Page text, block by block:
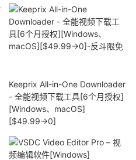
Keeprix All-in-One Downloader
- 全能视频下载工具[6个月授权]
[Windows、macOS]
[$49.99→0]